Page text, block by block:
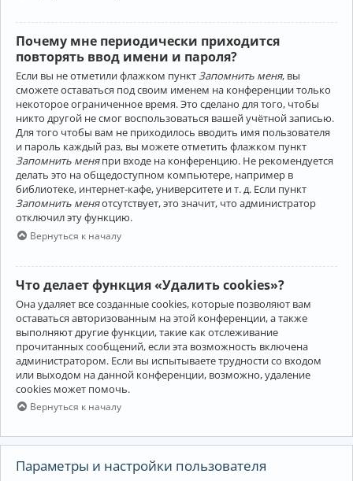
Почему мне периодически приходится
повторять ввод имени и пароля?
Если вы не отметили флажком пунктЗапомнить меня, вы
сможете оставаться под своим именем на конференции только
некоторое ограниченное время. Это сделано для того, чтобы
никто другой не смог воспользоваться вашей учётной записью.
Для того чтобы вам не приходилось вводить имя пользователя
и пароль каждый раз, вы можете отметить флажком пункт
Запомнить меняпри входе на конференцию. Не рекомендуется
делать это на общедоступном компьютере, например в
библиотеке, интернет-кафе, университете и т. д. Если пункт
Запомнить меняотсутствует, это значит, что администратор
отключил эту функцию.
Вернуться к началу
Что делает функция «Удалить cookies»?
Она удаляет все созданные cookies, которые позволяют вам
оставаться авторизованным на этой конференции, а также
выполняют другие функции, такие как отслеживание
прочитанных сообщений, если эта возможность включена
администратором. Если вы испытываете трудности со входом
или выходом на данной конференции, возможно, удаление
cookies может помочь.
Вернуться к началу
Параметры и настройки пользователя